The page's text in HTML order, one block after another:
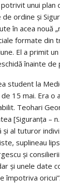
unui
ordine şi
în acea nouă
formate din
El a primit
înainte de
student la
15 mai. Era o
Teohari
[Siguranţa –
al tuturor
suplineau
şi
şi unele date
împotriva oricui”.